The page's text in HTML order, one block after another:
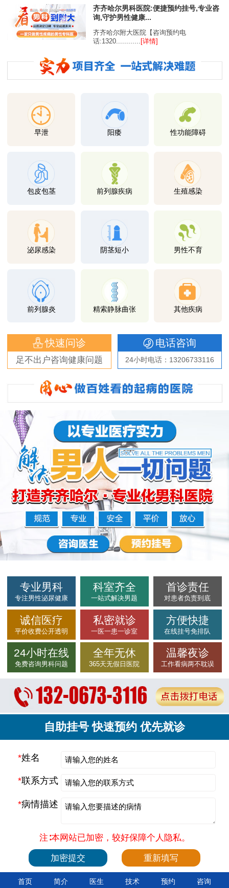
齐齐哈尔男科医院:便捷预约挂号,专业咨
询,守护男性健康...
齐齐哈尔附大医院【咨询预约电
话:1320............
[详情]
早泄 阳痿 性功能障碍
包皮包茎 前列腺疾病 生殖感染
泌尿感染 阴茎短小 男性不育
前列腺炎 精索静脉曲张 其他疾病
快速问诊
足不出户咨询健康问题
电话咨询
24小时电话：13206733116
专业男科
专注男性泌尿健康
科室齐全
一站式解决男题
首诊责任
对患者负责到底
诚信医疗
平价收费公开透明
私密就诊
一医一患一诊室
方便快捷
在线挂号免排队
24小时在线
免费咨询男科问题
全年无休
365天无假日医院
温馨夜诊
工作看病两不耽误
自助挂号 快速预约 优先就诊
*姓名
*联系方式
*病情描述
注∶本网站已加密，较好保障个人隐私。
首页 简介 医生 技术 预约 咨询